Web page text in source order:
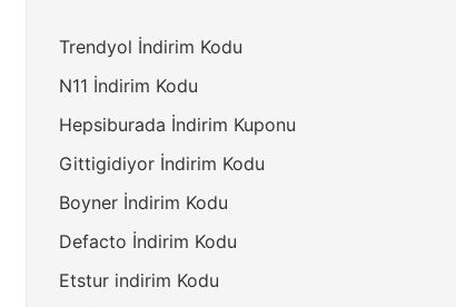
Trendyol İndirim Kodu
N11 İndirim Kodu
Hepsiburada İndirim Kuponu
Gittigidiyor İndirim Kodu
Boyner İndirim Kodu
Defacto İndirim Kodu
Etstur indirim Kodu